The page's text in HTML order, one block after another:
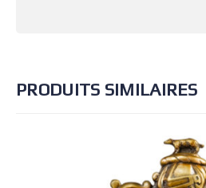
PRODUITS SIMILAIRES